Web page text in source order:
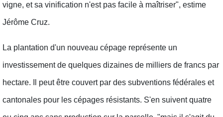
vigne, et sa vinification n'est pas facile à maîtriser", estime
Jérôme Cruz.
La plantation d'un nouveau cépage représente un
investissement de quelques dizaines de milliers de francs par
hectare. Il peut être couvert par des subventions fédérales et
cantonales pour les cépages résistants. S'en suivent quatre